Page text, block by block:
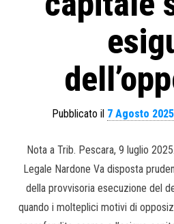
Pubblicato il 7 Agosto 2025
Nota a Trib. Pescara, 9 luglio
Legale Nardone Va disposta
della provvisoria esecuzione del
quando i molteplici motivi di